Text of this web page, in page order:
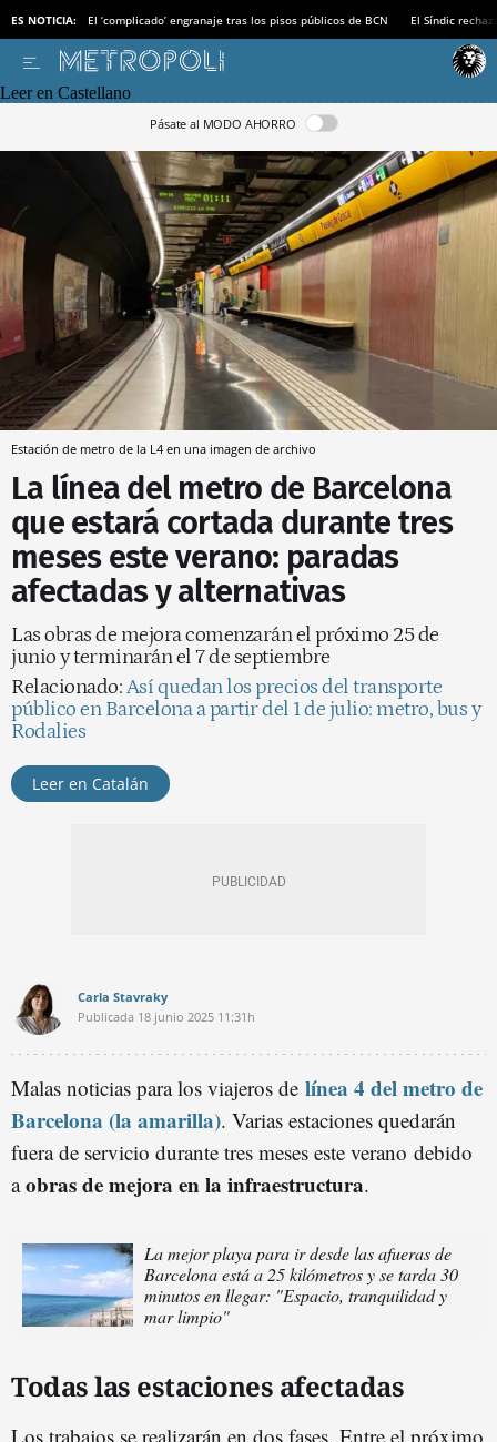
ES NOTICIA: El ‘complicado’ engranaje tras los pisos públicos de BCN El Síndic
Leer en Castellano
Pásate al MODO AHORRO
Estación de metro de la L4 en una imagen de archivo
La línea del metro de Barcelona
que estará cortada durante tres
meses este verano: paradas
afectadas y alternativas
Las obras de mejora comenzarán el próximo 25 de
junio y terminarán el 7 de septiembre
Relacionado:Así quedan los precios del transporte
público en Barcelona a partir del 1 de julio: metro, bus y
Rodalies
Leer en Catalán
Carla Stavraky
Publicada 18 junio 2025 11:31h
Malas noticias para los viajeros de línea 4 del metro de
Barcelona (la amarilla). Varias estaciones quedarán
fuera de servicio durante tres meses este verano debido
aobras de mejora en la infraestructura.
La mejor playa para ir desde las afueras de
Barcelona está a 25 kilómetros y se tarda 30
minutos en llegar: "Espacio, tranquilidad y
mar limpio"
Todas las estaciones afectadas
Los trabajos se realizarán en dos fases. Entre el próximo